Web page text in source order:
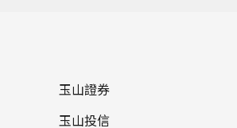
玉山證券
玉山投信